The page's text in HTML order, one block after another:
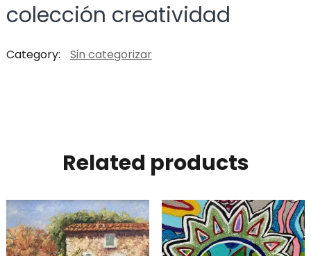
colección creatividad
Category: Sin categorizar
Related products